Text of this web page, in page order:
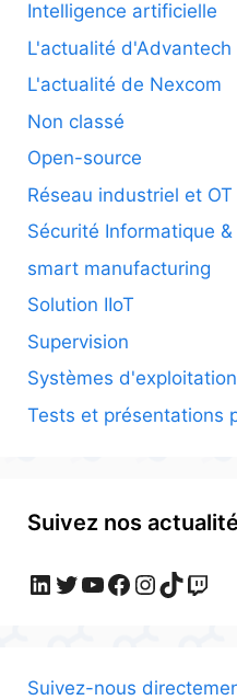
Intelligence artificielle
L'actualité d'Advantech
L'actualité de Nexcom
Non classé
Open-source
Réseau industriel et OT
Sécurité Informatique
smart manufacturing
Solution IIoT
Supervision
Systèmes d'exploitation
Tests et présentations
Suivez nos
LinkedIn
Twitter
YouTube
Facebook
TikTok
Suivez-nous